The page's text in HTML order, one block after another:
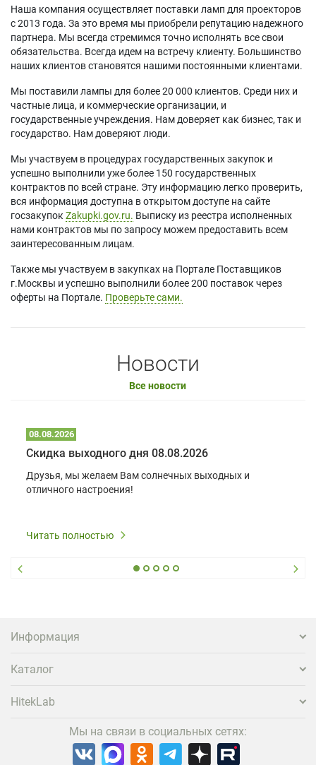
Наша компания осуществляет поставки ламп для проекторов
с 2013 года. За это время мы приобрели репутацию надежного
партнера. Мы всегда стремимся точно исполнять все свои
обязательства. Всегда идем на встречу клиенту. Большинство
наших клиентов становятся нашими постоянными клиентами.
Мы поставили лампы для более 20 000 клиентов. Среди них и
частные лица, и коммерческие организации, и
государственные учреждения. Нам доверяет как бизнес, так и
государство. Нам доверяют люди.
Мы участвуем в процедурах государственных закупок и
успешно выполнили уже более 150 государственных
контрактов по всей стране. Эту информацию легко проверить,
вся информация доступна в открытом доступе на сайте
госзакупок Zakupki.gov.ru. Выписку из реестра исполненных
нами контрактов мы по запросу можем предоставить всем
заинтересованным лицам.
Также мы участвуем в закупках на Портале Поставщиков
г.Москвы и успешно выполнили более 200 поставок через
оферты на Портале. Проверьте сами.
Новости
Все новости
08.08.2026
Скидка выходного дня 08.08.2026
Друзья, мы желаем Вам солнечных выходных и
отличного настроения!
Читать полностью
Информация
Каталог
HitekLab
Мы на связи в социальных сетях: